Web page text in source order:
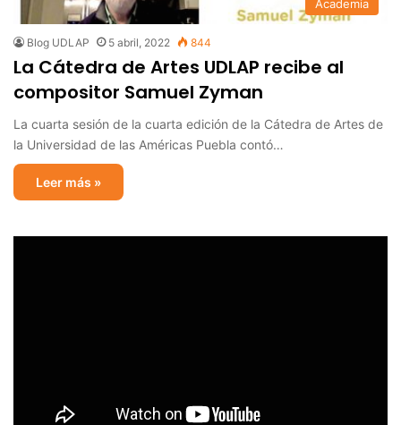
Academia
Blog UDLAP 5 abril, 2022 844
La Cátedra de Artes UDLAP recibe al
compositor Samuel Zyman
La cuarta sesión de la cuarta edición de la Cátedra de Artes de
la Universidad de las Américas Puebla contó…
Leer más »